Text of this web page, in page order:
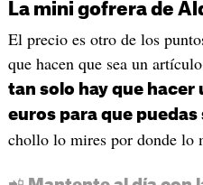
La mini gofrera de
El precio es otro de los
que hacen que sea un
tan solo hay que hacer
euros para que puedas
chollo lo mires por donde lo